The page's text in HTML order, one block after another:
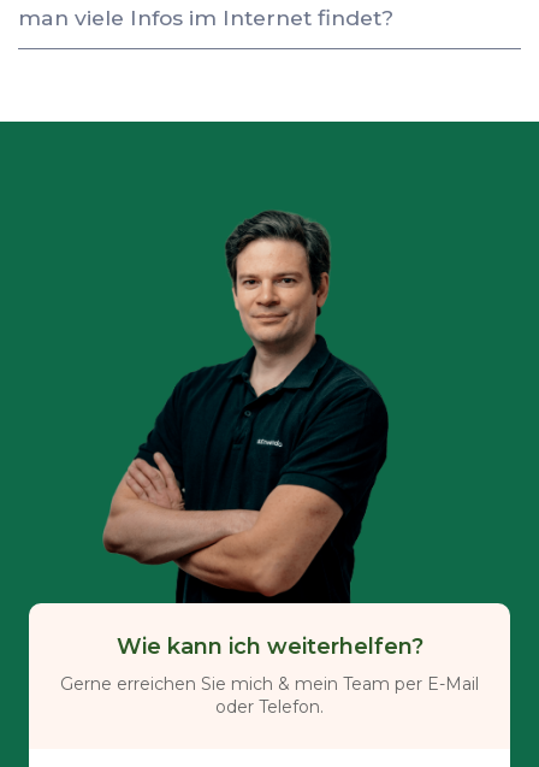
man viele Infos im Internet findet?
Wie kann ich weiterhelfen?
Gerne erreichen Sie mich & mein Team per E-Mail
oder Telefon.